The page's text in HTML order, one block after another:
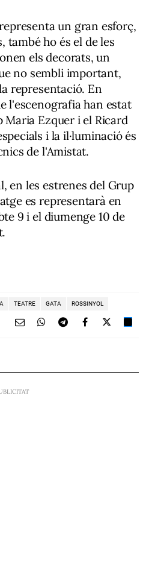
un gran esforç,
també ho és el de les
els decorats, un
no sembli important,
representació. En
l'escenografia han estat
Maria Ezquer i el Ricard
i la il·luminació és
de l'Amistat.
en les estrenes del Grup
es representarà en
9 i el diumenge 10 de
TEATRE GATA ROSSINYOL